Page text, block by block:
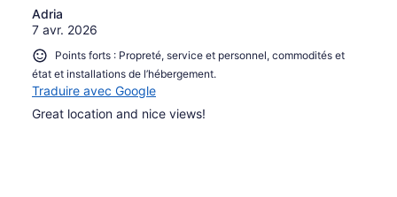
Adria
7 avr. 2026
Points forts : Propreté, service et personnel, commodités et
état et installations de l’hébergement.
Traduire avec Google
Great location and nice views!